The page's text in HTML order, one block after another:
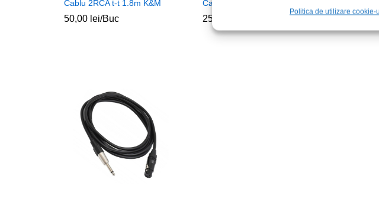
Politica de utilizare cookie-
Cablu 2RCA t-t 1.8m K&M
50,00 lei/Buc
Cablu 2RCA t-t 7.5m HQ
25,00 12,00lei